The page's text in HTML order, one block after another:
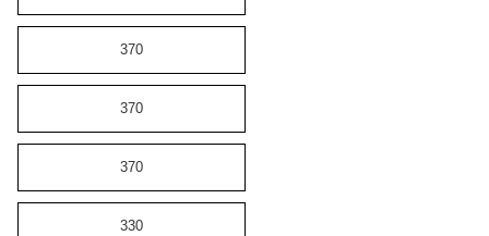
370
370
370
330